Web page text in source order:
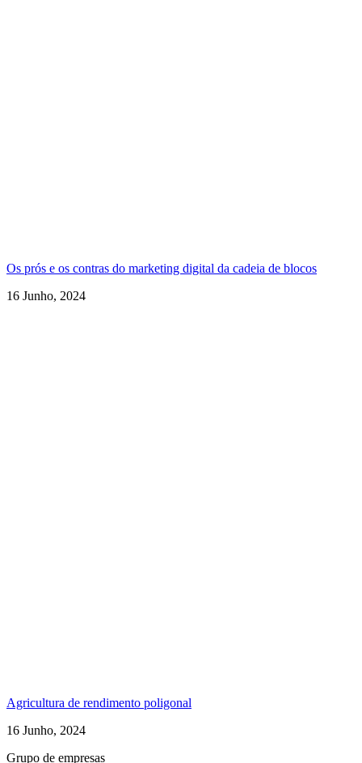
Os prós e os contras do marketing digital da cadeia de blocos
16 Junho, 2024
Agricultura de rendimento poligonal
16 Junho, 2024
Grupo de empresas